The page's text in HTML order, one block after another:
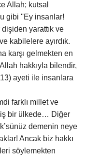
Allah; kutsal
gibi ''Ey insanlar!
yarattık ve
kabilelere ayırdık.
karşı gelmekten en
hakkıyla bilendir,
13) ayeti ile insanlara
farklı millet ve
bir ülkede… Diğer
demenin neye
Ancak biz hakkı
söylemekten